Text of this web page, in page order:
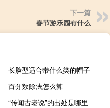
下一篇
春节游乐园有什么
长脸型适合带什么类的帽子
百分数除法怎么算
“传闻古老说”的出处是哪里